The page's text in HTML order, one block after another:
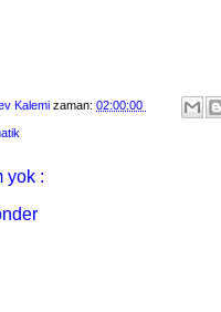
Kalemi zaman: 02:00:00
yok :